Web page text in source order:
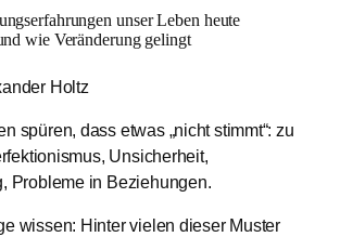
unser Leben heute
wie Veränderung gelingt
Holtz
spüren, dass etwas „nicht stimmt“: zu
Unsicherheit,
Probleme in Beziehungen.
wissen: Hinter vielen dieser Muster